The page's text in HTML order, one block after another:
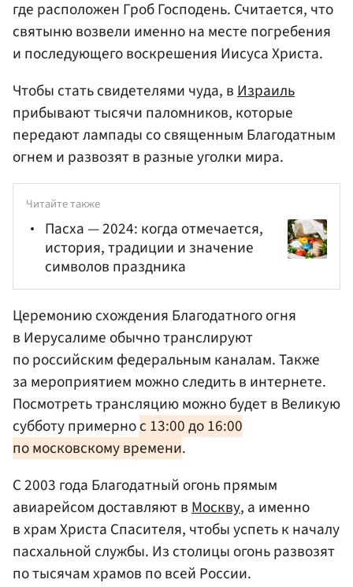
где расположен Гроб Господень. Считается, что
святыню возвели именно на месте погребения
и последующего воскрешения Иисуса Христа.
Чтобы стать свидетелями чуда, вИзраиль
прибывают тысячи паломников, которые
передают лампады со священным Благодатным
огнем и развозят в разные уголки мира.
Читайте также
Пасха — 2024: когда отмечается,
история, традиции и значение
символов праздника
Церемонию схождения Благодатного огня
в Иерусалиме обычно транслируют
по российским федеральным каналам. Также
за мероприятием можно следить в интернете.
Посмотреть трансляцию можно будет в Великую
субботу примернос 13:00 до 16:00
по московскому времени.
С 2003 года Благодатный огонь прямым
авиарейсом доставляют вМоскву, а именно
в храм Христа Спасителя, чтобы успеть к началу
пасхальной службы. Из столицы огонь развозят
по тысячам храмов по всей России.